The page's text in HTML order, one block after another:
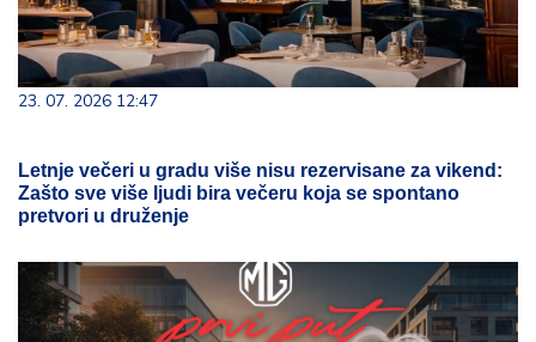
23. 07. 2026 12:47
Letnje večeri u gradu više nisu rezervisane za vikend:
Zašto sve više ljudi bira večeru koja se spontano
pretvori u druženje